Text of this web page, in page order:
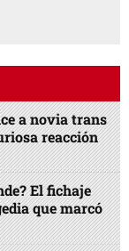
a novia trans
reacción
El fichaje
que marcó